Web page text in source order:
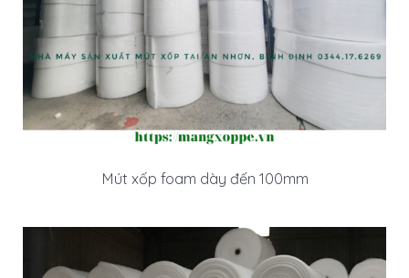
Mút xốp foam dày đến 100mm